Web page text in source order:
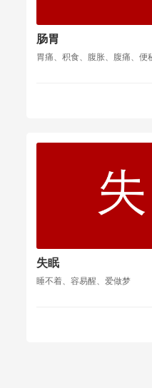
肠胃
胃痛、积食、腹胀、腹痛、便
失眠
睡不着、容易醒、爱做梦